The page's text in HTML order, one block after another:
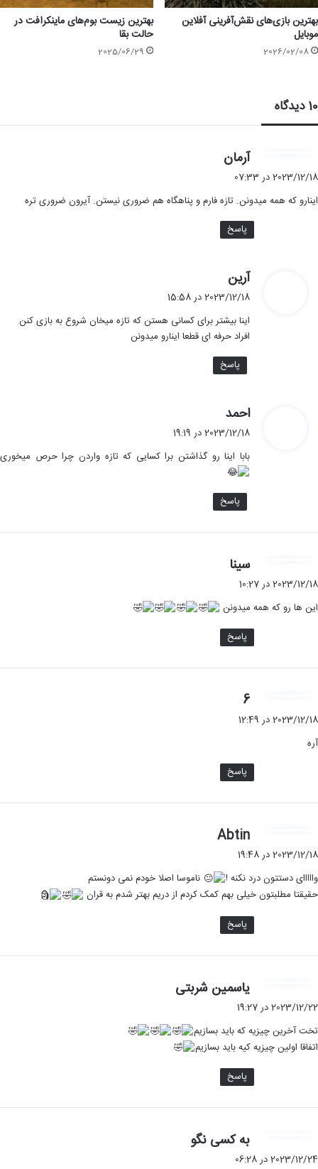
بهترین بازی‌های نقش‌آفرینی آفلاین
موبایل
2026/02/08
بهترین زیست بوم‌های ماینکرافت در
حالت بقا
2025/06/29
10 دیدگاه
آرمان
:
2023/12/18 در 07:33
اینارو که همه میدونن. تازه فارم و پناهگاه هم ضروری نیستن. آیرون ضروری تره
پاسخ
آرین
ف
:
2023/12/18 در 15:58
اینا بیشتر برای کسانی هستن که تازه میخان شروع به بازی کنن
افراد حرفه ای قطعا اینارو میدونن
پاسخ
احمد
ف
:
2023/12/18 در 19:19
بابا اینا رو گذاشتن برا کسایی که تازه واردن چرا حرص میخوری
پاسخ
سینا
:
2023/12/18 در 10:27
این ها رو که همه میدونن
پاسخ
6
ف
2023/12/18 در 12:49
آره
پاسخ
Abtin
:
2023/12/18 در 19:48
وااااای دستتون درد نکنه !
ناموسا اصلا خودم نمی دونستم
حقیقتا مطلبتون خیلی بهم کمک کردم از دریم بهتر شدم به قران
پاسخ
یاسمین شربتی
:
2023/12/22 در 19:27
تخت آخرین چیزیه که باید بسازیم
اتفاقا اولین چیزیه کیه باید بسازیم
پاسخ
به کسی نگو
2023/12/24 در 06:28